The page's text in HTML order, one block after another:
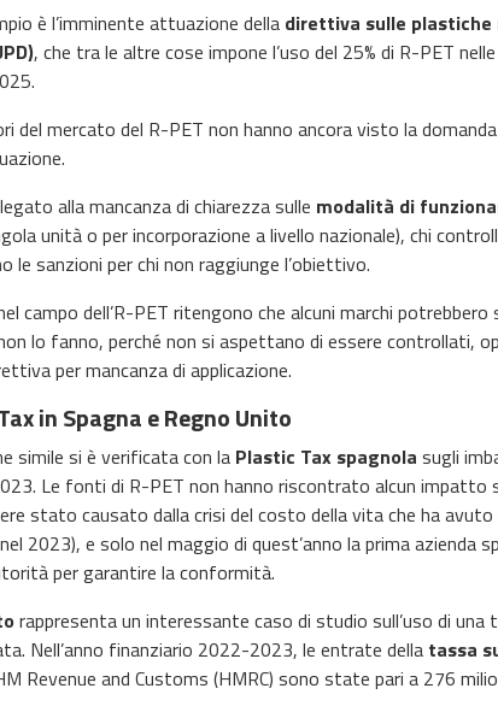
è l’imminente attuazione della direttiva sulle plastiche
, che tra le altre cose impone l’uso del 25% di R-PET
del mercato del R-PET non hanno ancora visto la
alla mancanza di chiarezza sulle modalità di
unità o per incorporazione a livello nazionale), chi
le sanzioni per chi non raggiunge l’obiettivo.
campo dell’R-PET ritengono che alcuni marchi
lo fanno, perché non si aspettano di essere controllati,
per mancanza di applicazione.
in Spagna e Regno Unito
simile si è verificata con la Plastic Tax spagnola sugli
Le fonti di R-PET non hanno riscontrato alcun impatto
stato causato dalla crisi del costo della vita che ha
2023), e solo nel maggio di quest’anno la prima
per garantire la conformità.
rappresenta un interessante caso di studio sull’uso di una
Nell’anno finanziario 2022-2023, le entrate della tassa
Revenue and Customs (HMRC) sono state pari a 276